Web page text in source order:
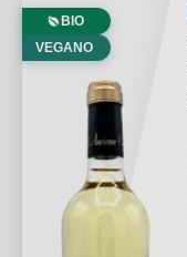
BIO
VEGANO